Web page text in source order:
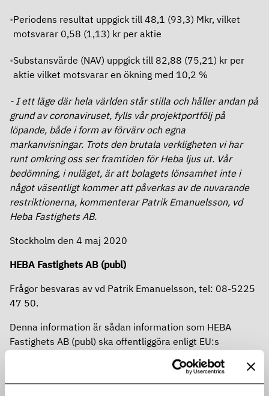
Periodens resultat uppgick till 48,1 (93,3) Mkr, vilket
motsvarar 0,58 (1,13) kr per aktie
Substansvärde (NAV) uppgick till 82,88 (75,21) kr per
aktie vilket motsvarar en ökning med 10,2 %
- I ett läge där hela världen står stilla och håller andan på
grund av coronaviruset, fylls vår projektportfölj på
löpande, både i form av förvärv och egna
markanvisningar. Trots den brutala verkligheten vi har
runt omkring oss ser framtiden för Heba ljus ut. Vår
bedömning, i nuläget, är att bolagets lönsamhet inte i
något väsentligt kommer att påverkas av de nuvarande
restriktionerna, kommenterar Patrik Emanuelsson, vd
Heba Fastighets AB.
Stockholm den 4 maj 2020
HEBA Fastighets AB (publ)
Frågor besvaras av vd Patrik Emanuelsson, tel: 08-5225
47 50.
Denna information är sådan information som HEBA
Fastighets AB (publ) ska offentliggöra enligt EU:s
marknadsmissbruksförordning. Informationen lämnades
genom ovanstående kontaktpersons försorg, för
offentliggörande den 4 maj 2020, kl 11.30 CET.